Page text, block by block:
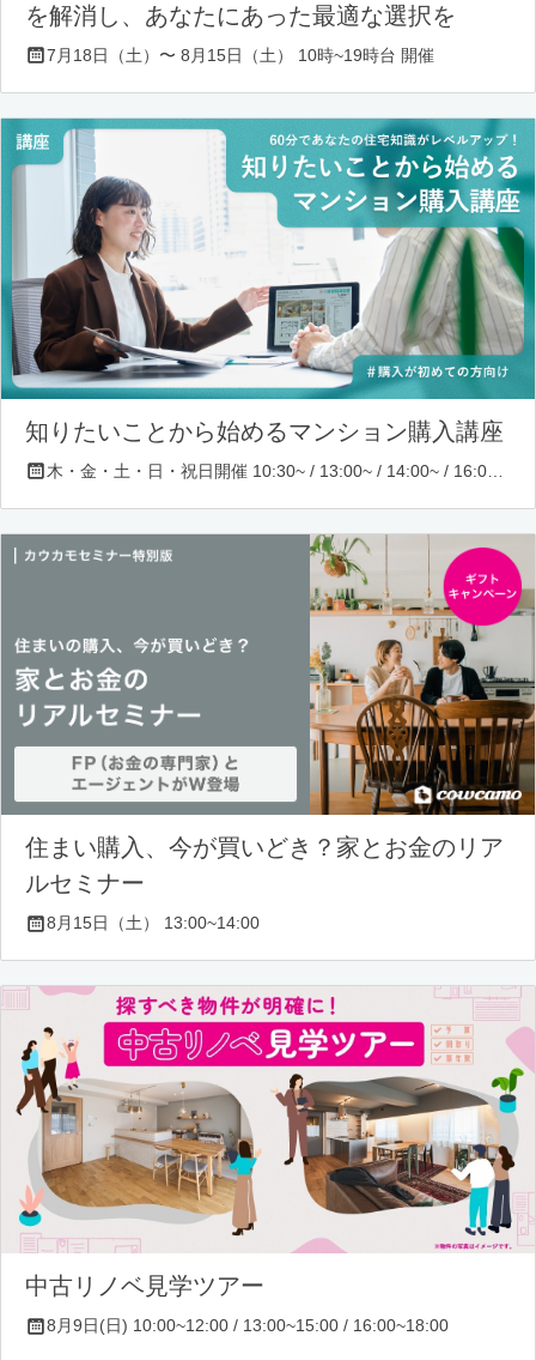
を解消し、あなたにあった最適な選択を
7月18日（土）〜 8月15日（土） 10時~19時台 開催
知りたいことから始めるマンション購入講座
住まい購入、今が買いどき？家とお金のリア
ルセミナー
8月15日（土） 13:00~14:00
中古リノベ見学ツアー
8月9日(日) 10:00~12:00 / 13:00~15:00 / 16:00~18:00